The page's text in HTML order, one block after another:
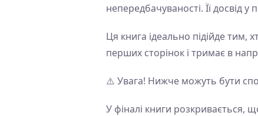
непередбачуваності. Її досвід
Ця книга ідеально підійде тим,
перших сторінок і тримає в
⚠️ Увага! Нижче можуть бути
У фіналі книги розкривається,